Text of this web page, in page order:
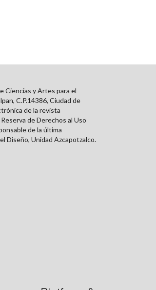
Ciencias y Artes para el
C.P.14386, Ciudad de
de la revista
de Derechos al Uso
de la última
Diseño, Unidad Azcapotzalco.